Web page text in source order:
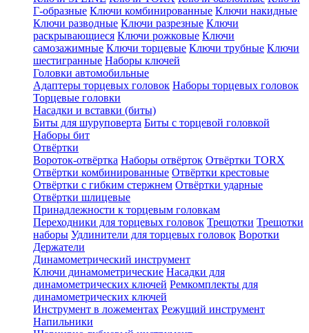
Г-образные Ключи комбинированные Ключи накидные
Ключи разводные Ключи разрезные Ключи
раскрывающиеся Ключи рожковые Ключи
самозажимные Ключи торцевые Ключи трубные Ключи
шестигранные Наборы ключей
Головки автомобильные
Адаптеры торцевых головок Наборы торцевых головок
Торцевые головки
Насадки и вставки (биты)
Биты для шуруповерта Биты с торцевой головкой
Наборы бит
Отвёртки
Вороток-отвёртка Наборы отвёрток Отвёртки TORX
Отвёртки комбинированные Отвёртки крестовые
Отвёртки с гибким стержнем Отвёртки ударные
Отвёртки шлицевые
Принадлежности к торцевым головкам
Переходники для торцевых головок Трещотки Трещотки
наборы Удлинители для торцевых головок Воротки
Держатели
Динамометрический инструмент
Ключи динамометрические Насадки для
динамометрических ключей Ремкомплекты для
динамометрических ключей
Инструмент в ложементах Режущий инструмент
Напильники